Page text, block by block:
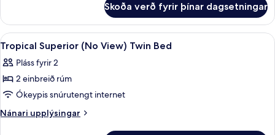
Bed
Deluxe
Garden
King
Skoða verð fyrir þínar dagsetningar
Skoða
allar
myndir
fyrir
Tropical
Superior
Míníbar, öryggishólf í herbergi,
8
Tropical Superior (No View) Twin Bed
Pláss fyrir 2
2 einbreið rúm
Ókeypis snúrutengt internet
Nánari upplýsingar
Nánari